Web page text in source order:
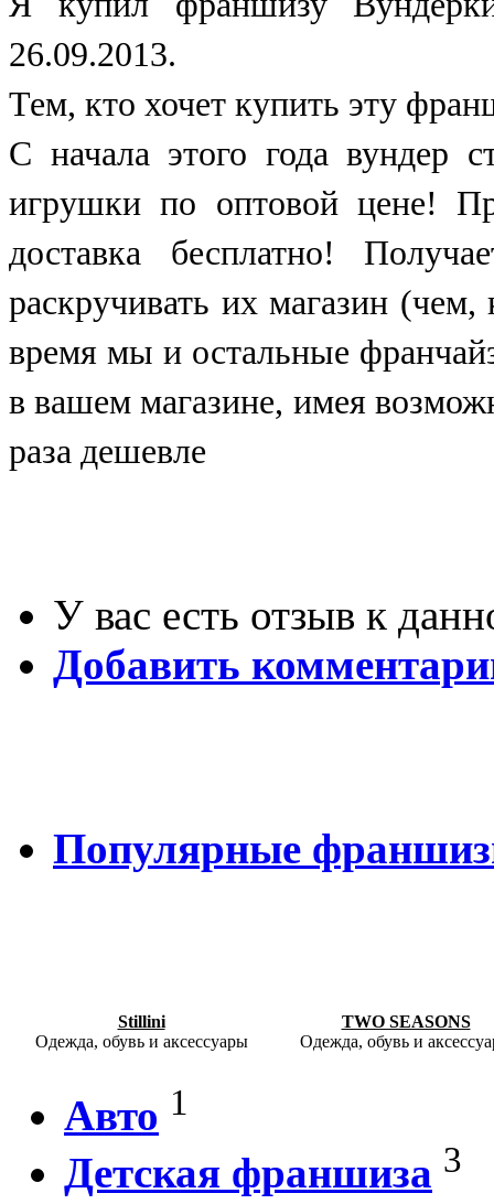
26.09.2013.
Тем, кто хочет купить эту
С начала этого года вундер
игрушки по оптовой цене!
доставка бесплатно!
раскручивать их магазин
время мы и остальные
в вашем магазине, имея
раза дешевле
У вас есть отзыв к
Добавить
Популярные
Stillini
Одежда, обувь и аксессуары
TWO SEASONS
Одежда, обувь и
Авто 1
Детская франшиза 3